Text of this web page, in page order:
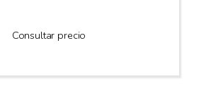
Consultar precio